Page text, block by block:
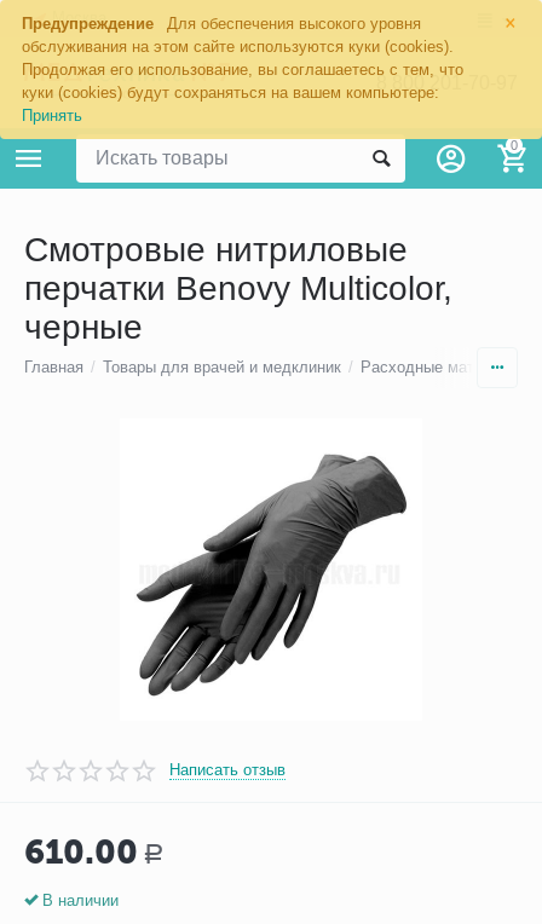
×
Предупреждение
Для обеспечения высокого уровня
обслуживания на этом сайте используются куки (cookies).
Продолжая его использование, вы соглашаетесь с тем, что
куки (cookies) будут сохраняться на вашем компьютере:
Принять
Москва
8 800 201-70-97
0
Cмотровые нитриловые
перчатки Benovy Multicolor,
черные
Главная / Товары для врачей и медклиник / Расходные материалы
Написать отзыв
610.00 Р
В наличии